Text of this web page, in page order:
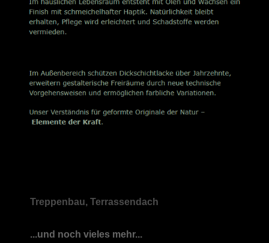
Treppenbau, Terrassendach
...und noch vieles mehr...